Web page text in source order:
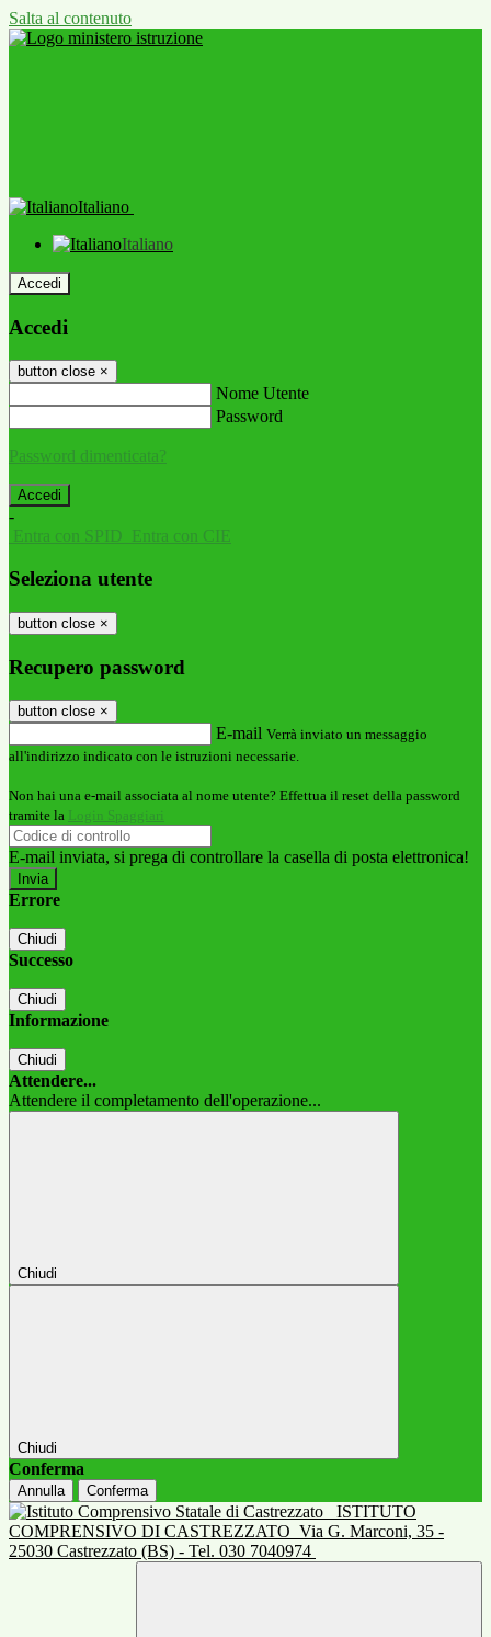
Salta al contenuto
Italiano
Italiano
Accedi
Accedi
button close ×
Nome Utente
Password
Password dimenticata?
-
Entra con SPID Entra con CIE
Seleziona utente
button close ×
Recupero password
button close ×
E-mail Verrà inviato un messaggio
all'indirizzo indicato con le istruzioni necessarie.
Non hai una e-mail associata al nome utente? Effettua il reset della password
tramite la Login Spaggiari
E-mail inviata, si prega di controllare la casella di posta elettronica!
Errore
Chiudi
Successo
Chiudi
Informazione
Chiudi
Attendere...
Attendere il completamento dell'operazione...
Chiudi
Chiudi
Conferma
Annulla Conferma
ISTITUTO
COMPRENSIVO DI CASTREZZATO Via G. Marconi, 35 -
25030 Castrezzato (BS) - Tel. 030 7040974